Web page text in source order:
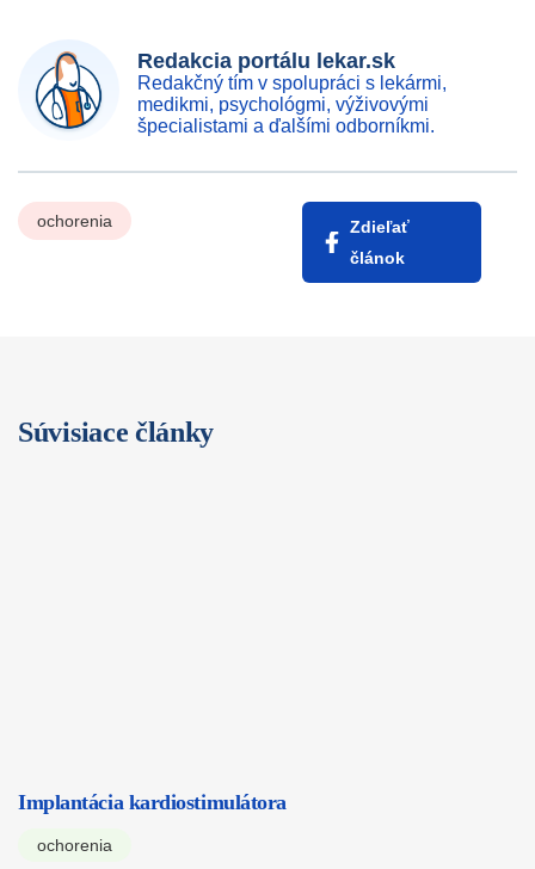
Redakcia portálu lekar.sk
Redakčný tím v spolupráci s lekármi,
medikmi, psychológmi, výživovými
špecialistami a ďalšími odborníkmi.
ochorenia
Zdieľať
článok
Súvisiace články
Implantácia kardiostimulátora
ochorenia